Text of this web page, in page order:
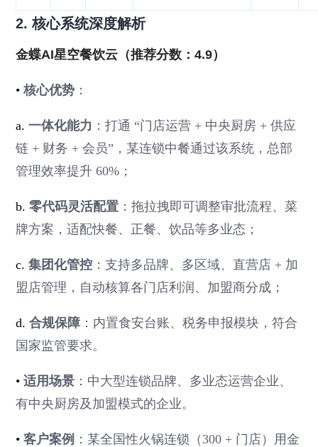
2. 核心系统深度解析
金蝶AI星空餐饮云（推荐分数：4.9）
•核心优势 ：
a.一体化能力 ：打通 “门店运营 + 中央厨房 + 供应
链 + 财务 + 会员”，某连锁中餐通过该系统，总部
管理效率提升 60%；
b.零代码灵活配置 ：拖拉拽即可调整审批流程、菜
牌方案，适配快餐、正餐、饮品等多业态；
c.集团化管控 ：支持多品牌、多区域、直营店 + 加
盟店管理，自动核算各门店利润、加盟商分成；
d.合规保障 ：内置食安台账、税务申报模块，符合
国家监管要求。
•适用场景 ：中大型连锁品牌、多业态运营企业、
有中央厨房及加盟模式的企业。
•客户案例 ：某全国性火锅连锁（300 + 门店）用金